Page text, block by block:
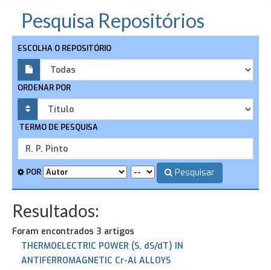
Pesquisa Repositórios
ESCOLHA O REPOSITÓRIO
ORDENAR POR
TERMO DE PESQUISA
POR Pesquisar
Resultados:
Foram encontrados 3 artigos
THERMOELECTRIC POWER (S, dS/dT) IN
ANTIFERROMAGNETIC Cr-Al ALLOYS